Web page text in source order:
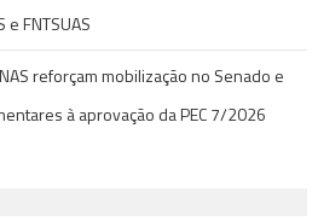
e FNTSUAS
reforçam mobilização no Senado e
à aprovação da PEC 7/2026